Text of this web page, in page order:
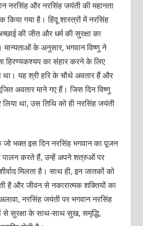
नरसिंह और नरसिंह जयंती की महानता
किया गया है। हिंदू शास्त्रों में नरसिंह
की जीत और धर्म की सुरक्षा का
मान्यताओं के अनुसार, भगवान विष्णु ने
हिरण्यकश्यप का संहार करने के लिए
था। यह श्री हरि के चौथे अवतार हैं और
अवतार माने गए हैं। जिस दिन विष्णु
था, उस तिथि को ही नरसिंह जयंती
जो भक्त इस दिन नरसिंह भगवान का पूजन
करते हैं, उन्हें अपने शत्रुओं पर
मिलता है। साथ ही, इन जातकों को
है और जीवन से नकारात्मक शक्तियों का
नरसिंह जयंती पर भगवान नरसिंह
से सुरक्षा के साथ-साथ सुख, समृद्धि,